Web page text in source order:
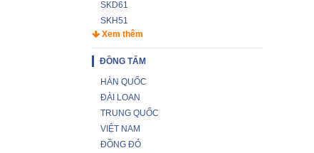
SKD61
SKH51
Xem thêm
ĐỒNG TẤM
HÀN QUỐC
ĐÀI LOAN
TRUNG QUỐC
VIỆT NAM
ĐỒNG ĐỎ